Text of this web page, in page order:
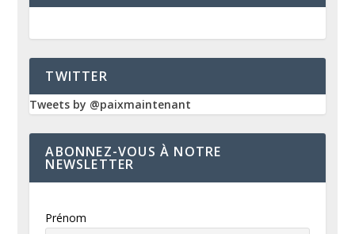
TWITTER
Tweets by @paixmaintenant
ABONNEZ-VOUS À NOTRE
NEWSLETTER
Prénom